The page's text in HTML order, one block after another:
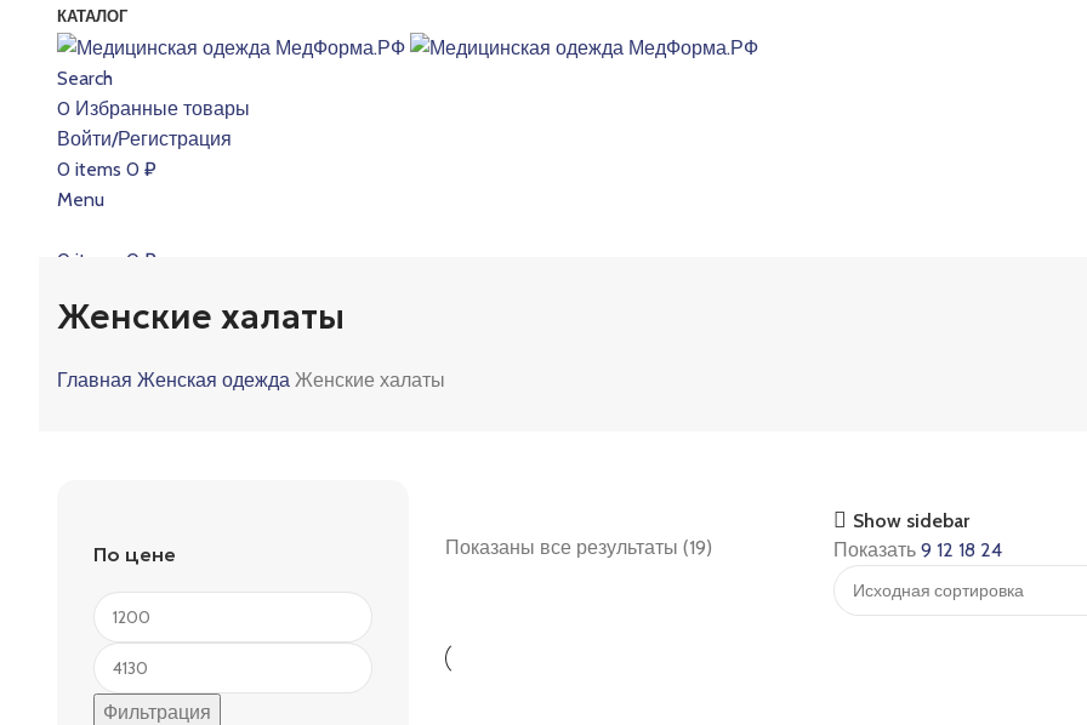
КАТАЛОГ
Search
0 Избранные товары
Войти/Регистрация
0 items 0 ₽
Menu
0 items 0 ₽
Женские халаты
Главная Женская одежда Женские халаты
По цене
цена
цена
Фильтрация
Показаны все результаты (19)
Show sidebar
Показать 9 12 18 24